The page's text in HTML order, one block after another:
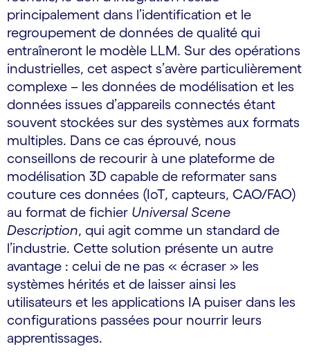
principalement dans l’identification et le
regroupement de données de qualité qui
entraîneront le modèle LLM. Sur des opérations
industrielles, cet aspect s’avère particulièrement
complexe – les données de modélisation et les
données issues d’appareils connectés étant
souvent stockées sur des systèmes aux formats
multiples. Dans ce cas éprouvé, nous
conseillons de recourir à une plateforme de
modélisation 3D capable de reformater sans
couture ces données (IoT, capteurs, CAO/FAO)
au format de fichier Universal Scene
Description, qui agit comme un standard de
l’industrie. Cette solution présente un autre
avantage : celui de ne pas « écraser » les
systèmes hérités et de laisser ainsi les
utilisateurs et les applications IA puiser dans les
configurations passées pour nourrir leurs
apprentissages.